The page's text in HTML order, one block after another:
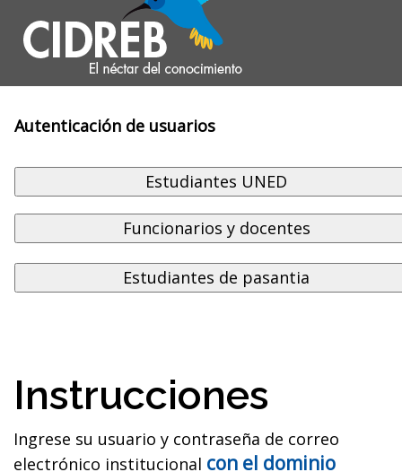
Autenticación de usuarios
Instrucciones
Ingrese su usuario y contraseña de correo
electrónico institucional con el dominio